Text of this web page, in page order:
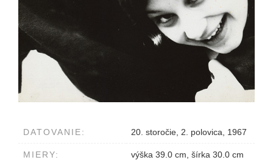
DATOVANIE: 20. storočie, 2. polovica, 1967
MIERY: výška 39.0 cm, šírka 30.0 cm